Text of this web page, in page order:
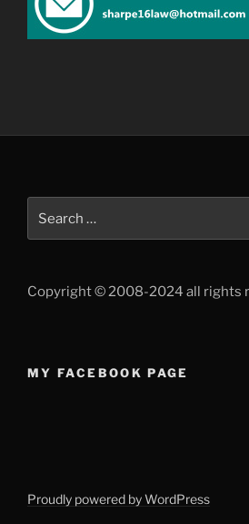
for:
Copyright © 2008-2024 all rights
MY FACEBOOK PAGE
Proudly powered by WordPress